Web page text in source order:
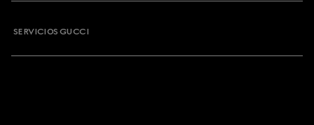
SERVICIOS GUCCI